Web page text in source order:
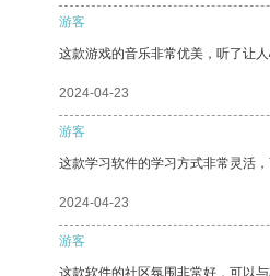
游客
这款游戏的音乐非常优美，听了让人
2024-04-23
游客
这款学习软件的学习方式非常灵活
2024-04-23
游客
这款软件的社区氛围非常好，可以与